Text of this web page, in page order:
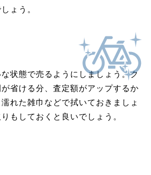
ょう。
状態で売るようにしましょう。ク
省ける分、査定額がアップするか
れた雑巾などで拭いておきましょ
もしておくと良いでしょう。